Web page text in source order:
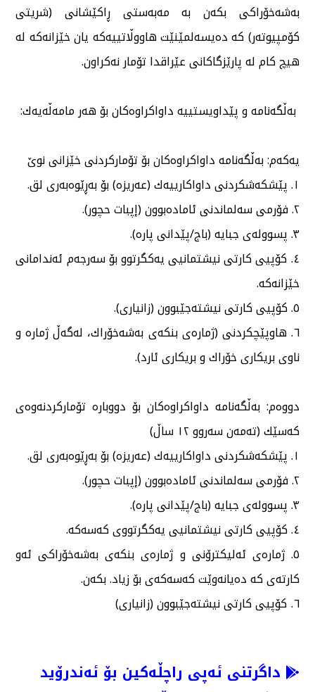
بەشەخۆراكی بكەن بە مەبەستی ڕاكێشانی (شریتی
كۆمپیوتەر) كە دەیسەلمێنێت هاووڵاتییەكە یان خێزانەكە لە
هیچ كام لە پارێزگاكانی عێراقدا تۆمار نەكراون.
بەڵگەنامە و پێداویستییە داواكراوەكان بۆ هەر مامەڵەیەك:
یەكەم: بەڵگەنامە داواكراوەكان بۆ تۆماركردنی خێزانی نوێ
١. پێشكەشكردنی داواكارییەك (عەریزە) بۆ بەڕێوەبەری لق.
٢. فۆرمی سەلماندنی ئامادەبوون (إپبات حچور).
٣. پسوولەی جبایە (باج/پێدانی پارە).
٤. كۆپیی كارتی نیشتمانیی یەكگرتوو بۆ سەرجەم ئەندامانی
خێزانەكە.
٥. كۆپیی كارتی نیشتەجێبوون (زانیاری).
٦. هاوپێچكردنی (ژمارەی بنكەی بەشەخۆراك، لەگەڵ ژمارە و
ناوی بریكاری خۆراك و بریكاری ئارد).
دووەم: بەڵگەنامە داواكراوەكان بۆ دووبارە تۆماركردنەوەی
كەسێك (تەمەن سەروو ١٢ ساڵ)
١. پێشكەشكردنی داواكارییەك (عەریزە) بۆ بەڕێوەبەری لق.
٢. فۆرمی سەلماندنی ئامادەبوون (إپبات حچور).
٣. پسوولەی جبایە (باج/پێدانی پارە).
٤. كۆپیی كارتی نیشتمانیی یەكگرتووی كەسەكە.
٥. ژمارەی ئەلیكترۆنی و ژمارەی بنكەی بەشەخۆراكی ئەو
كارتەی كە دەیانەوێت كەسەكەی بۆ زیاد. بكەن.
٦. كۆپیی كارتی نیشتەجێبوون (زانیاری)
داگرتنی ئەپی راچڵەکین بۆ ئەندرۆید